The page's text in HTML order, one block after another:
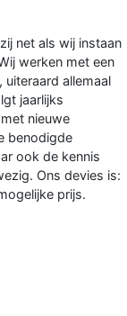
net als wij instaan
werken met een
uiteraard allemaal
jaarlijks
nieuwe
benodigde
ook de kennis
Ons devies is:
prijs.